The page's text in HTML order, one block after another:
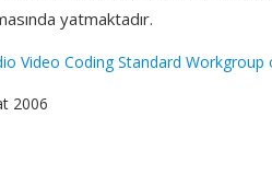
yatmaktadır.
Video Coding Standard Workgroup
2006